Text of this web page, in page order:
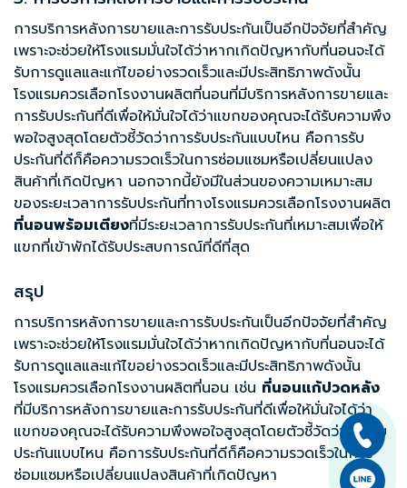
การบริการหลังการขายและการรับประกันเป็นอีกปัจจัยที่สำคัญ
เพราะจะช่วยให้โรงแรมมั่นใจได้ว่าหากเกิดปัญหากับที่นอนจะได้
รับการดูแลและแก้ไขอย่างรวดเร็วและมีประสิทธิภาพดังนั้น
โรงแรมควรเลือกโรงงานผลิตที่นอนที่มีบริการหลังการขายและ
การรับประกันที่ดีเพื่อให้มั่นใจได้ว่าแขกของคุณจะได้รับความพึง
พอใจสูงสุดโดยตัวชี้วัดว่าการรับประกันแบบไหน คือการรับ
ประกันที่ดีก็คือความรวดเร็วในการซ่อมแซมหรือเปลี่ยนแปลง
สินค้าที่เกิดปัญหา นอกจากนี้ยังมีในส่วนของความเหมาะสม
ของระยะเวลาการรับประกันที่ทางโรงแรมควรเลือกโรงงานผลิต
ที่นอนพร้อมเตียงที่มีระยะเวลาการรับประกันที่เหมาะสมเพื่อให้
แขกที่เข้าพักได้รับประสบการณ์ที่ดีที่สุด
สรุป
การบริการหลังการขายและการรับประกันเป็นอีกปัจจัยที่สำคัญ
เพราะจะช่วยให้โรงแรมมั่นใจได้ว่าหากเกิดปัญหากับที่นอนจะได้
รับการดูแลและแก้ไขอย่างรวดเร็วและมีประสิทธิภาพดังนั้น
โรงแรมควรเลือกโรงงานผลิตที่นอน เช่น ที่นอนแก้ปวดหลัง
ที่มีบริการหลังการขายและการรับประกันที่ดีเพื่อให้มั่นใจได้ว่า
แขกของคุณจะได้รับความพึงพอใจสูงสุดโดยตัวชี้วัดว่าการรับ
ประกันแบบไหน คือการรับประกันที่ดีก็คือความรวดเร็วในการ
ซ่อมแซมหรือเปลี่ยนแปลงสินค้าที่เกิดปัญหา